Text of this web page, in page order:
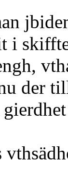
till